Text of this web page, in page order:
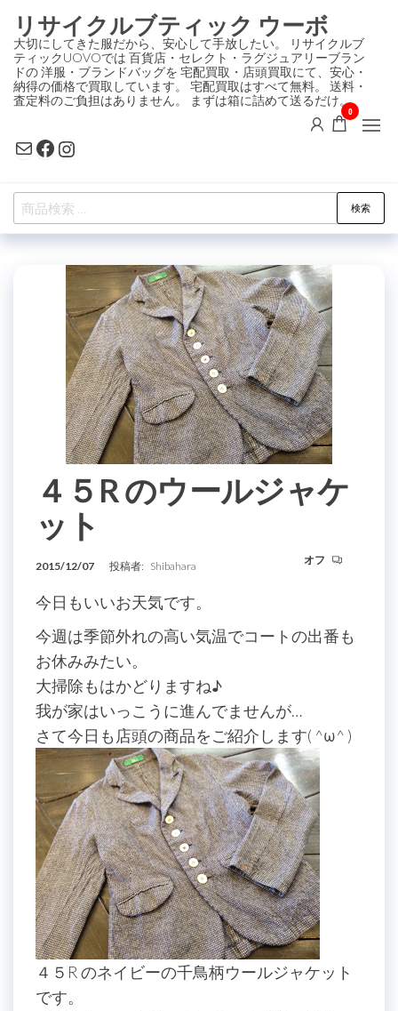
ン
テ
ン
ツ
プ
リサイクルブティック ウーボ
大切にしてきた服だから、安心して手放したい。 リサイクルブ
ティックUOVOでは 百貨店・セレクト・ラグジュアリーブラン
ドの 洋服・ブランドバッグを 宅配買取・店頭買取にて、安心・
納得の価格で買取しています。 宅配買取はすべて無料。 送料・
査定料のご負担はありません。 まずは箱に詰めて送るだけ。
MailFacebook
Instagram
0
検
索
検索
４５R のウールジャケ
ット
2015/12/07 投稿者: Shibahara オフ
今日もいいお天気です。
今週は季節外れの高い気温でコートの出番も
お休みみたい。
大掃除もはかどりますね♪
我が家はいっこうに進んでませんが…
さて今日も店頭の商品をご紹介します( ^ω^ )
４５R のネイビーの千鳥柄ウールジャケット
です。